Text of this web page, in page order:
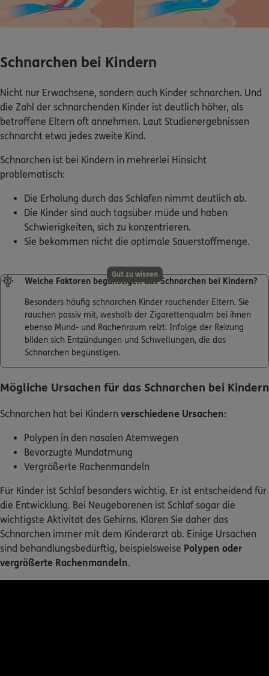
Schnarchen bei Kindern
Nicht nur Erwachsene, sondern auch Kinder schnarchen. Und
die Zahl der schnarchenden Kinder ist deutlich höher, als
betroffene Eltern oft annehmen. Laut Studienergebnissen
schnarcht etwa jedes zweite Kind.
Schnarchen ist bei Kindern in mehrerlei Hinsicht
problematisch:
Die Erholung durch das Schlafen nimmt deutlich ab.
Die Kinder sind auch tagsüber müde und haben
Schwierigkeiten, sich zu konzentrieren.
Sie bekommen nicht die optimale Sauerstoffmenge.
Gut zu wissen
Welche Faktoren begünstigen das Schnarchen bei Kindern?
Besonders häufig schnarchen Kinder rauchender Eltern. Sie
rauchen passiv mit, weshalb der Zigarettenqualm bei ihnen
ebenso Mund- und Rachenraum reizt. Infolge der Reizung
bilden sich Entzündungen und Schwellungen, die das
Schnarchen begünstigen.
Mögliche Ursachen für das Schnarchen bei Kindern
Schnarchen hat bei Kindern verschiedene Ursachen:
Polypen in den nasalen Atemwegen
Bevorzugte Mundatmung
Vergrößerte Rachenmandeln
Für Kinder ist Schlaf besonders wichtig. Er ist entscheidend für
die Entwicklung. Bei Neugeborenen ist Schlaf sogar die
wichtigste Aktivität des Gehirns. Klären Sie daher das
Schnarchen immer mit dem Kinderarzt ab. Einige Ursachen
sind behandlungsbedürftig, beispielsweise Polypen oder
vergrößerte Rachenmandeln.